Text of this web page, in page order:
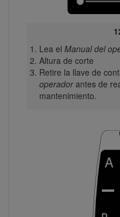
Lea el Manual del
Altura de corte
Retire la llave de
operadorantes de
mantenimiento.